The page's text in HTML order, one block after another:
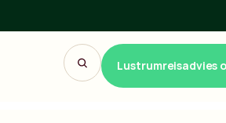
Lustrumreisadvies